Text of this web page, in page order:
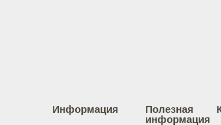
Информация
Полезная
информация